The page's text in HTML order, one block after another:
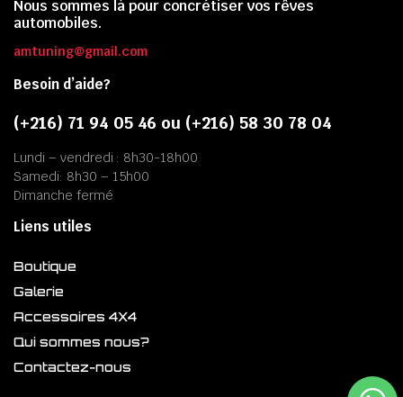
Nous sommes là pour concrétiser vos rêves
automobiles.
amtuning@gmail.com
Besoin d’aide?
(+216) 71 94 05 46 ou (+216) 58 30 78 04
Lundi – vendredi : 8h30-18h00
Samedi: 8h30 – 15h00
Dimanche fermé
Liens utiles
Boutique
Galerie
Accessoires 4X4
Qui sommes nous?
Contactez-nous